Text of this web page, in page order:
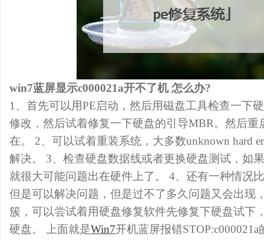
win7蓝屏显示c000021a开不了机 怎么办?
1、首先可以用PE启动，然后用磁盘工具检查一下
修改，然后试着修复一下硬盘的引导MBR。然后重
在。 2、可以试着重装系统，大多数unknown hard
解决。 3、检查硬盘数据线或者更换硬盘测试，如
就很大可能问题出在硬件上了。 4、还有一种情况
但是可以解决问题，但是过不了多久问题又会出现
簇，可以尝试着用硬盘修复软件先修复下硬盘试下
硬盘。 上面就是Win7开机蓝屏报错